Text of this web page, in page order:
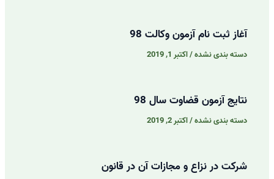
آغاز ثبت نام آزمون وکالت 98
دسته بندی نشده/اکتبر 1, 2019
نتایج آزمون قضاوت سال 98
دسته بندی نشده/اکتبر 2, 2019
شرکت در نزاع و مجازات آن در قانون